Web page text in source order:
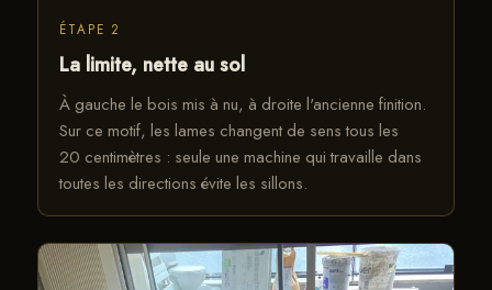
ÉTAPE 2
La limite, nette au sol
À gauche le bois mis à nu, à droite l'ancienne finition.
Sur ce motif, les lames changent de sens tous les
20 centimètres : seule une machine qui travaille dans
toutes les directions évite les sillons.